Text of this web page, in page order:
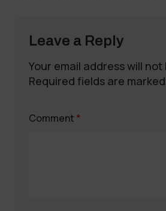
Leave a Reply
Your email address will not
Required fields are marked
Comment *